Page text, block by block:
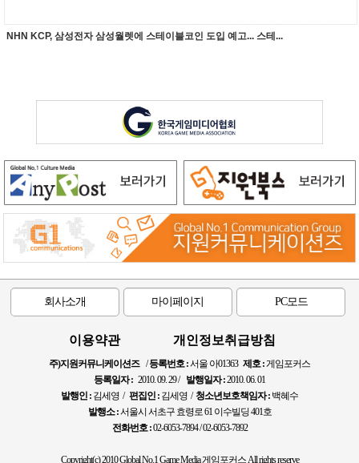
NHN KCP, 삼성전자 삼성월렛에 스테이블코인 도입 예고... 스테...
회사소개 마이페이지 PC모드
이용약관 개인정보취급방침
주)지원커뮤니케이션즈/등록번호 :서울 아01363 제호 :게임포커스
등록일자 : 2010. 09. 29 / 발행일자 :2010. 06. 01
발행인 : 김세영 / 편집인 : 김세영 /청소년보호책임자 : 백혜수
발행소 :서울시 서초구 효령로 61 이수빌딩 401호
전화번호 :02-6053-7894 / 02-6053-7892
Copyright(c) 2010 Global No.1 Game Media 게임포커스 All rights reserve